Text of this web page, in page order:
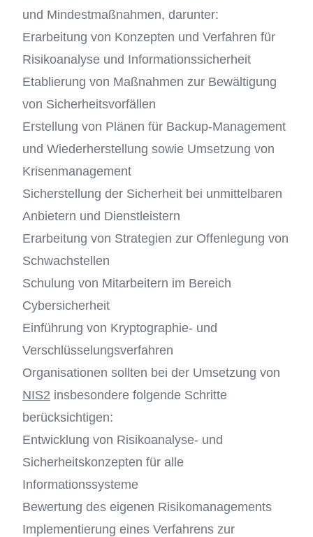
und Mindestmaßnahmen, darunter:
Erarbeitung von Konzepten und Verfahren für
Risikoanalyse und Informationssicherheit
Etablierung von Maßnahmen zur Bewältigung
von Sicherheitsvorfällen
Erstellung von Plänen für Backup-Management
und Wiederherstellung sowie Umsetzung von
Krisenmanagement
Sicherstellung der Sicherheit bei unmittelbaren
Anbietern und Dienstleistern
Erarbeitung von Strategien zur Offenlegung von
Schwachstellen
Schulung von Mitarbeitern im Bereich
Cybersicherheit
Einführung von Kryptographie- und
Verschlüsselungsverfahren
Organisationen sollten bei der Umsetzung von
NIS2 insbesondere folgende Schritte
berücksichtigen:
Entwicklung von Risikoanalyse- und
Sicherheitskonzepten für alle
Informationssysteme
Bewertung des eigenen Risikomanagements
Implementierung eines Verfahrens zur